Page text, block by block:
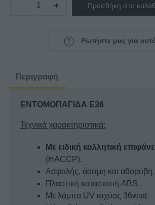
ΕΝΤΟΜΟΠΑΓΙΔΑ
+ Προσθήκη στο
Ρωτήστε μας για
Περιγραφή
ΕΝΤΟΜΟΠΑΓΙΔΑ E36
Τεχνικά χαρακτηριστικά:
Mε ειδική κολλητική
(HACCP).
Ασφαλής, άοσμη και αθόρυβη.
Πλαστική κατασκευή ABS.
Με λάμπα UV ισχύος 36watt.